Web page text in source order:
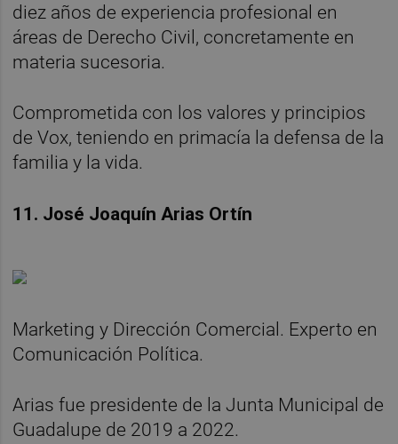
diez años de experiencia profesional en
áreas de Derecho Civil, concretamente en
materia sucesoria.
Comprometida con los valores y principios
de Vox, teniendo en primacía la defensa de la
familia y la vida.
11. José Joaquín Arias Ortín
Marketing y Dirección Comercial. Experto en
Comunicación Política.
Arias fue presidente de la Junta Municipal de
Guadalupe de 2019 a 2022.